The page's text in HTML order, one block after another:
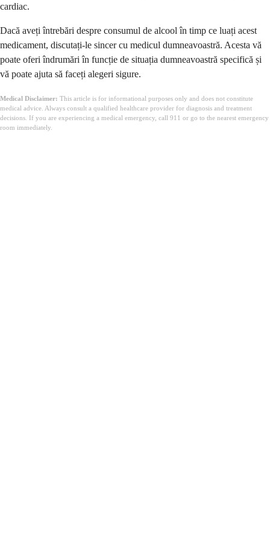
cardiac.
Dacă aveți întrebări despre consumul de alcool în timp ce luați acest
medicament, discutați-le sincer cu medicul dumneavoastră. Acesta vă
poate oferi îndrumări în funcție de situația dumneavoastră specifică și
vă poate ajuta să faceți alegeri sigure.
Medical Disclaimer: This article is for informational purposes only and does not constitute
medical advice. Always consult a qualified healthcare provider for diagnosis and treatment
decisions. If you are experiencing a medical emergency, call 911 or go to the nearest emergency
room immediately.